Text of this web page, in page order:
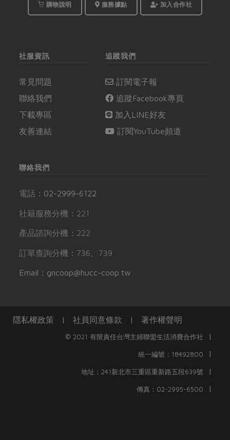
購物說明 服務據點 加入合作社
社服資訊
常見問題
聯絡我們
下載專區
友善連結
追蹤我們
訂閱電子報
追蹤Facebook專頁
加入LINE好友
訂閱YouTube頻道
聯絡我們
電話： 02-2999-6122
社籍服務分機：221
產品諮詢分機：222
訂單查詢分機：736、739
Email：gncoop@hucc-coop.tw
隱私權政策 | 社員同意條款 | 著作權聲明
© 2021 有限責任台灣主婦聯盟生活消費合作社 |
統一編號：18492800 |
地址：241新北市三重區重新路五段639號 |
傳真：02-2995-6500 |